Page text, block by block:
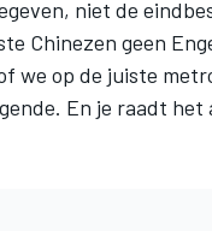
niet de
Chinezen geen
we op de juiste
En je raadt het